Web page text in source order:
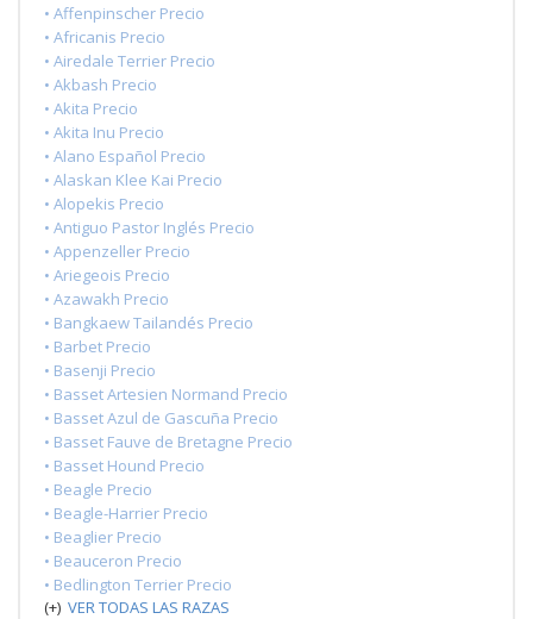
• Affenpinscher Precio
• Africanis Precio
• Airedale Terrier Precio
• Akbash Precio
• Akita Precio
• Akita Inu Precio
• Alano Español Precio
• Alaskan Klee Kai Precio
• Alopekis Precio
• Antiguo Pastor Inglés Precio
• Appenzeller Precio
• Ariegeois Precio
• Azawakh Precio
• Bangkaew Tailandés Precio
• Barbet Precio
• Basenji Precio
• Basset Artesien Normand Precio
• Basset Azul de Gascuña Precio
• Basset Fauve de Bretagne Precio
• Basset Hound Precio
• Beagle Precio
• Beagle-Harrier Precio
• Beaglier Precio
• Beauceron Precio
• Bedlington Terrier Precio
(+) VER TODAS LAS RAZAS